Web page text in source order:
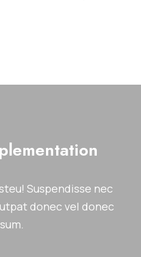
Suspendisse nec
donec vel donec